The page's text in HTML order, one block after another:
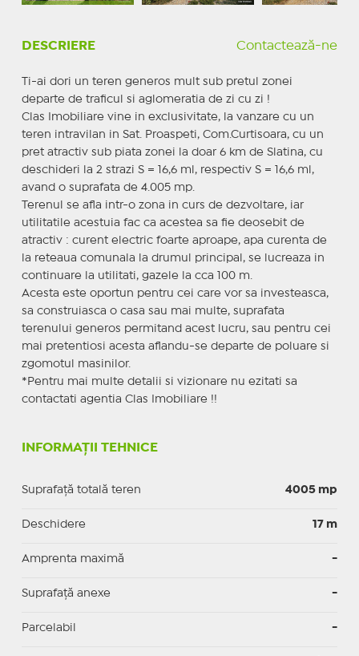
DESCRIERE Contactează-ne
Ti-ai dori un teren generos mult sub pretul zonei
departe de traficul si aglomeratia de zi cu zi !
Clas Imobiliare vine in exclusivitate, la vanzare cu un
teren intravilan in Sat. Proaspeti, Com.Curtisoara, cu un
pret atractiv sub piata zonei la doar 6 km de Slatina, cu
deschideri la 2 strazi S = 16,6 ml, respectiv S = 16,6 ml,
avand o suprafata de 4.005 mp.
Terenul se afla intr-o zona in curs de dezvoltare, iar
utilitatile acestuia fac ca acestea sa fie deosebit de
atractiv : curent electric foarte aproape, apa curenta de
la reteaua comunala la drumul principal, se lucreaza in
continuare la utilitati, gazele la cca 100 m.
Acesta este oportun pentru cei care vor sa investeasca,
sa construiasca o casa sau mai multe, suprafata
terenului generos permitand acest lucru, sau pentru cei
mai pretentiosi acesta aflandu-se departe de poluare si
zgomotul masinilor.
*Pentru mai multe detalii si vizionare nu ezitati sa
contactati agentia Clas Imobiliare !!
INFORMAȚII TEHNICE
Suprafață totală teren 4005 mp
Deschidere 17 m
Amprenta maximă -
Suprafață anexe -
Parcelabil -